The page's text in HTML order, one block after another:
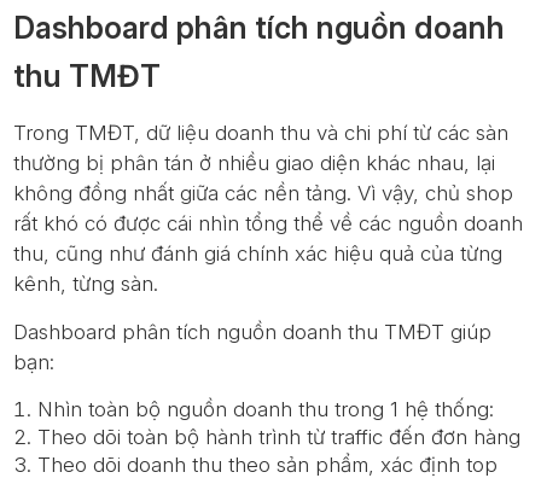
Dashboard phân tích nguồn doanh
thu TMĐT
Trong TMĐT, dữ liệu doanh thu và chi phí từ các sàn
thường bị phân tán ở nhiều giao diện khác nhau, lại
không đồng nhất giữa các nền tảng. Vì vậy, chủ shop
rất khó có được cái nhìn tổng thể về các nguồn doanh
thu, cũng như đánh giá chính xác hiệu quả của từng
kênh, từng sàn.
Dashboard phân tích nguồn doanh thu TMĐT giúp
bạn:
Nhìn toàn bộ nguồn doanh thu trong 1 hệ thống:
Theo dõi toàn bộ hành trình từ traffic đến đơn hàng
Theo dõi doanh thu theo sản phẩm, xác định top